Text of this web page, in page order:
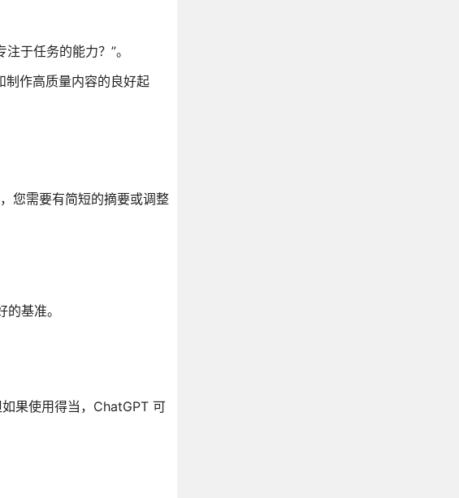
于任务的能力？”。
作高质量内容的良好起
您需要有简短的摘要或调整
基准。
果使用得当，ChatGPT 可